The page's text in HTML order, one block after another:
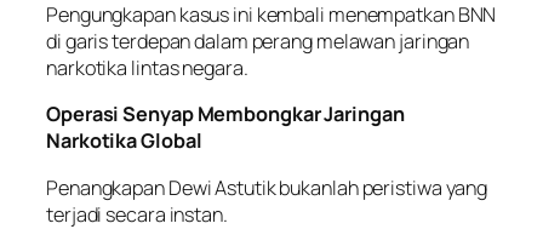
Pengungkapan kasus ini kembali menempatkan BNN
di garis terdepan dalam perang melawan jaringan
narkotika lintas negara.
Operasi Senyap Membongkar Jaringan
Narkotika Global
Penangkapan Dewi Astutik bukanlah peristiwa yang
terjadi secara instan.